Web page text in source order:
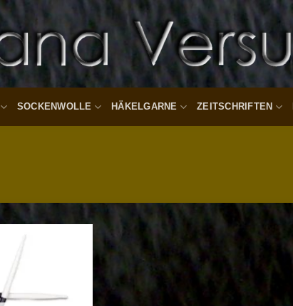
SOCKENWOLLE HÄKELGARNE ZEITSCHRIFTEN